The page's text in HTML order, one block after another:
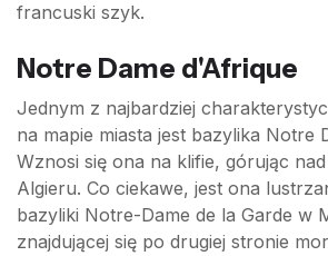
francuski szyk.
Notre Dame d'Afrique
Jednym z najbardziej
na mapie miasta jest bazylika Notre
Wznosi się ona na klifie, górując
Algieru. Co ciekawe, jest ona
bazyliki Notre-Dame de la Garde w
znajdującej się po drugiej stronie